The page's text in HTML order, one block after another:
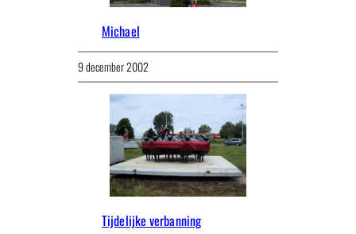
Michael
9 december 2002
Tijdelijke verbanning